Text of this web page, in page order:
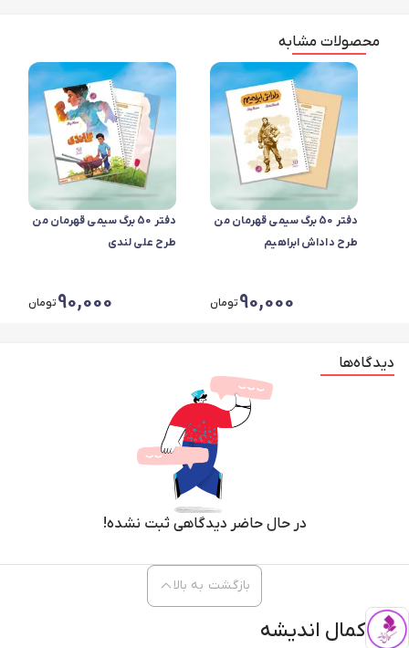
محصولات مشابه
دفتر 50 برگ سیمی قهرمان من
طرح داداش ابراهیم
90,000تومان
دفتر 50 برگ سیمی قهرمان من
طرح علی لندی
90,000تومان
دیدگاه‌ها
در حال حاضر دیدگاهی ثبت نشده!
کمال اندیشه
بازگشت به بالا